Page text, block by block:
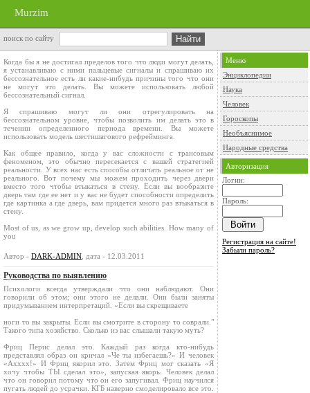
Murzim
поиск по сайту
Когда бы я не достигал пределов того что люди могут делать,
я устанавливаю с ними пальцевые сигналы и спрашиваю их
бессознательное есть ли какие-нибудь причины того что они
не могут это делать. Вы можете использовать любой
бессознательный сигнал.
Я спрашиваю могут ли они отрегулировать на
бессознательном уровне, чтобы позволить им делать это в
течении определенного периода времени. Вы можете
использовать модель шестишагового рефрейминга.
Как общее правило, когда у вас сложности с трансовым
феноменом, это обычно пересекается с вашей стратегией
реальности. У всех нас есть способы отличать реальное от не
реального. Вот почему мы можем проходить через двери
вместо того чтобы втыкаться в стену. Если вы вообразите
дверь там где ее нет и у вас не будет способности определить
где картинка а где дверь, вам придется много раз втыкаться в
стену.
Most of us, as we grow up, develop such abilities. How many of
you
Автор - DARK-ADMIN , дата - 12.03.2011
Руководства по выявлению
Психологи всегда утверждали что они наблюдают. Они
говорили об этом; они этого не делали. Они были заняты
придумыванием интерпретаций. «Если вы скрещиваете
ноги то вы закрыты. Если вы смотрите в сторону то соврали."
Такого типа хозяйство. Сколько из вас слышали такую муть?
Фриц Перис делал это. Каждый раз когда кто-нибудь
представлял образ он кричал «Че ты избегаешь?» И человек
«Ахххх!» И Фриц якорил это. Затем Фриц мог сказать «Я
хочу чтобы ТЫ сделал это», запуская якорь. Человек делал
что он говорил потому что он его запугивал. Фриц научился
пугать людей до усрачки. КГБ наверно смоделировало все это.
Меню
Энциклопедии
Наука
Человек
Гороскопы
Необъяснимое
Народные средства
Авторизация
Логин:
Пароль:
Регистрация на сайте!
Забыли пароль?